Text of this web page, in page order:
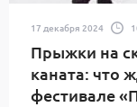
17 декабря 2024
Прыжки на
каната: что
фестивале